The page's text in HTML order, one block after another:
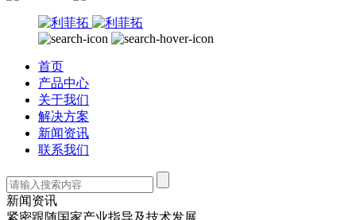
首页
产品中心
关于我们
解决方案
新闻资讯
联系我们
新闻资讯
紧密跟随国家产业指导及技术发展